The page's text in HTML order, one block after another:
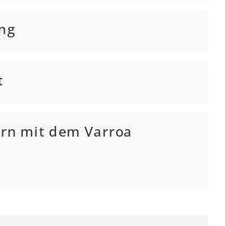
mit dem Varroa